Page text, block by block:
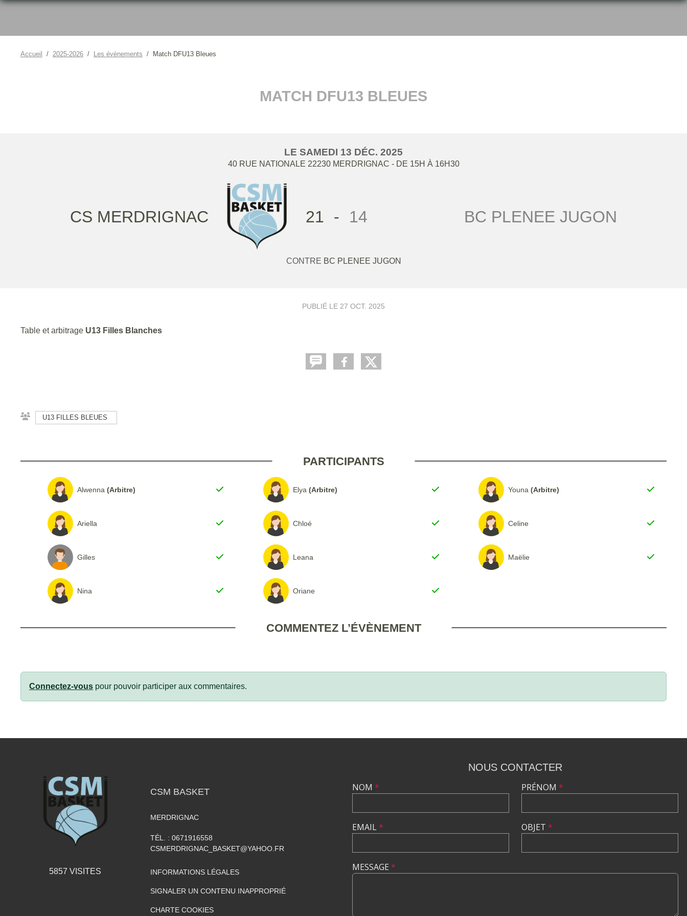
Accueil 2025-2026 Les évènements Match DFU13 Bleues
MATCH DFU13 BLEUES
LE SAMEDI 13 DÉC. 2025
40 RUE NATIONALE 22230 MERDRIGNAC - DE 15H À 16H30
CS MERDRIGNAC 21 - 14 BC PLENEE JUGON
CONTRE BC PLENEE JUGON
PUBLIÉ LE 27 OCT. 2025
Table et arbitrage U13 Filles Blanches
U13 FILLES BLEUES
PARTICIPANTS
Alwenna (Arbitre) Elya (Arbitre) Youna (Arbitre)
Ariella Chloé Celine
Gilles Leana Maëlie
Nina Oriane
COMMENTEZ L’ÉVÈNEMENT
Connectez-vous pour pouvoir participer aux commentaires.
5857 VISITES
CSM BASKET
MERDRIGNAC
TÉL. : 0671916558
CSMERDRIGNAC_BASKET@YAHOO.FR
INFORMATIONS LÉGALES
SIGNALER UN CONTENU INAPPROPRIÉ
CHARTE COOKIES
NOUS CONTACTER
NOM *
EMAIL*
PRÉNOM *
OBJET *
MESSAGE *